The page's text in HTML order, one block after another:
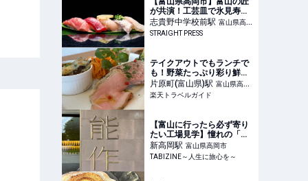
が共演！工芸皿で氷見寿司
を味わう“こだわりの一
皿”提供開始
志貴野中学校前駅 富山県高岡
市
STRAIGHT PRESS
テイクアウトでもランチで
も！野菜たっぷり彩り鮮や
かイタリア惣菜
「contorno」高岡の手作り
惣菜店 【楽天トラベル】
片原町(富山県)駅 富山県高岡
市
楽天トラベルガイド
【富山に行ったら必ず寄り
たい工場見学】憧れの「能
作本社」を大満喫！ここで
新高岡駅 富山県高岡市
TABIZINE～人生に旅心を～